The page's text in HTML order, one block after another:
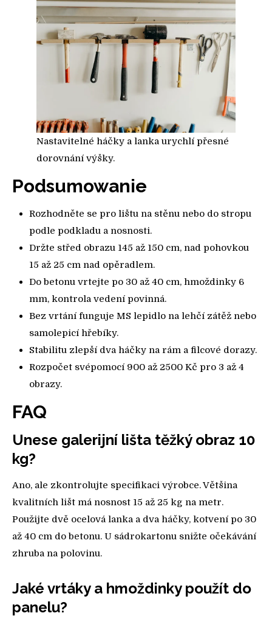
Nastavitelné háčky a lanka urychlí přesné
dorovnání výšky.
Podsumowanie
Rozhodněte se pro lištu na stěnu nebo do stropu
podle podkladu a nosnosti.
Držte střed obrazu 145 až 150 cm, nad pohovkou
15 až 25 cm nad opěradlem.
Do betonu vrtejte po 30 až 40 cm, hmoždinky 6
mm, kontrola vedení povinná.
Bez vrtání funguje MS lepidlo na lehčí zátěž nebo
samolepicí hřebíky.
Stabilitu zlepší dva háčky na rám a filcové dorazy.
Rozpočet svépomocí 900 až 2500 Kč pro 3 až 4
obrazy.
FAQ
Unese galerijní lišta těžký obraz 10
kg?
Ano, ale zkontrolujte specifikaci výrobce. Většina
kvalitních lišt má nosnost 15 až 25 kg na metr.
Použijte dvě ocelová lanka a dva háčky, kotvení po 30
až 40 cm do betonu. U sádrokartonu snižte očekávání
zhruba na polovinu.
Jaké vrtáky a hmoždinky použít do
panelu?